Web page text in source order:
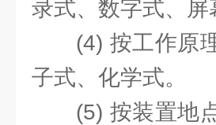
录式、数字式、屏
(4) 按工作原
子式、化学式。
(5) 按装置地